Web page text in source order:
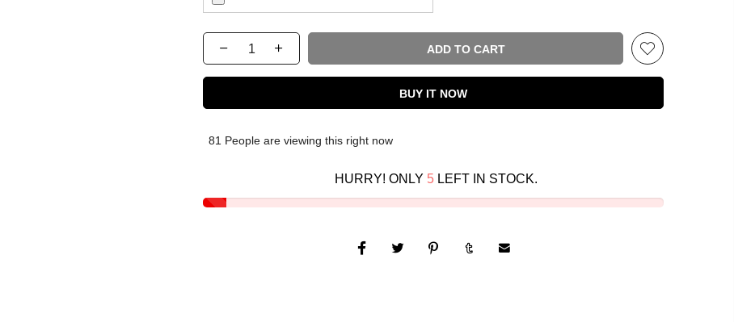
ADD TO CART
BUY IT NOW
81 People are viewing this right now
HURRY! ONLY 5 LEFT IN STOCK.